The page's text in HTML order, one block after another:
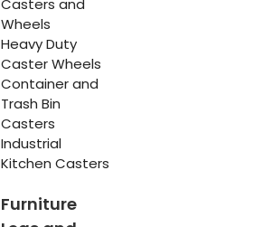
Casters and
Wheels
Heavy Duty
Caster Wheels
Container and
Trash Bin
Casters
Industrial
Kitchen Casters
Furniture